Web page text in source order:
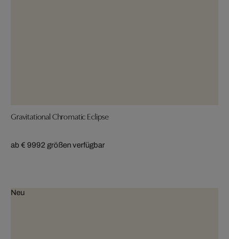
Gravitational Chromatic Eclipse
ab € 9992 größen verfügbar
Neu